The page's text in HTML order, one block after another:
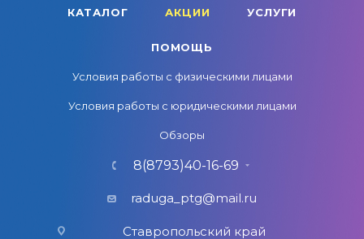
КАТАЛОГ АКЦИИ УСЛУГИ
ПОМОЩЬ
Условия работы с физическими лицами
Условия работы с юридическими лицами
Обзоры
8(8793)40-16-69
raduga_ptg@mail.ru
Ставропольский край